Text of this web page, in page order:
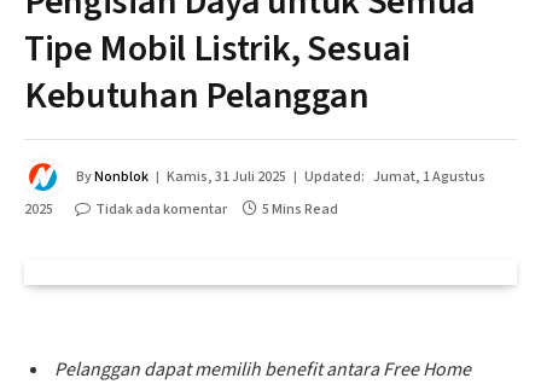
Tipe Mobil Listrik, Sesuai
Kebutuhan Pelanggan
ByNonblok Kamis, 31 Juli 2025 Updated: Jumat, 1 Agustus
2025
Tidak ada komentar 5 Mins Read
Pelanggan dapat memilih benefit antara Free Home